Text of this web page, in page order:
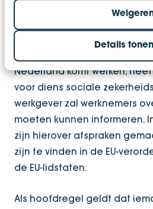
Details tonen
werken in het
Als een werknemer in het
of een werknemer vanuit het
Nederland komt werken,
voor diens sociale
werkgever zal werknemers
moeten kunnen informeren.
zijn hierover afspraken
zijn te vinden in de EU-
de EU-lidstaten.
Als hoofdregel geldt dat